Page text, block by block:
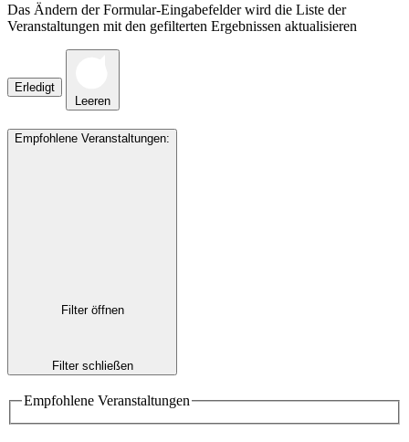
Das Ändern der Formular-Eingabefelder wird die Liste der
Veranstaltungen mit den gefilterten Ergebnissen aktualisieren
Erledigt
Leeren
Empfohlene Veranstaltungen:
Filter öffnen
Filter schließen
Empfohlene Veranstaltungen